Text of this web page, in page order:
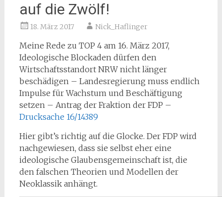
auf die Zwölf!
18. März 2017 Nick_Haflinger
Meine Rede zu TOP 4 am 16. März 2017,
Ideologische Blockaden dürfen den
Wirtschaftsstandort NRW nicht länger
beschädigen – Landesregierung muss endlich
Impulse für Wachstum und Beschäftigung
setzen – Antrag der Fraktion der FDP –
Drucksache 16/14389
Hier gibt’s richtig auf die Glocke. Der FDP wird
nachgewiesen, dass sie selbst eher eine
ideologische Glaubensgemeinschaft ist, die
den falschen Theorien und Modellen der
Neoklassik anhängt.